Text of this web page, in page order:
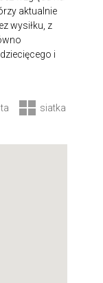
aktualnie
wysiłku, z
i
siatka